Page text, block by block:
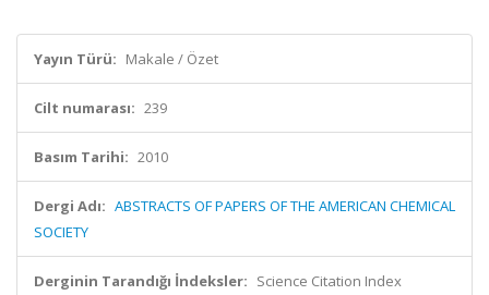
Yayın Türü: Makale / Özet
Cilt numarası: 239
Basım Tarihi: 2010
Dergi Adı: ABSTRACTS OF PAPERS OF THE AMERICAN CHEMICAL
SOCIETY
Derginin Tarandığı İndeksler: Science Citation Index